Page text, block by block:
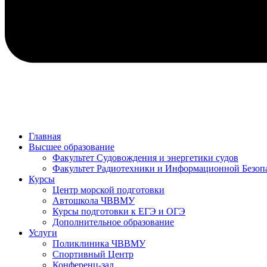
Главная
Высшее образование
Факультет Судовождения и энергетики судов
Факультет Радиотехники и Информационной
Курсы
Центр морской подготовки
Автошкола ЧВВМУ
Курсы подготовки к ЕГЭ и ОГЭ
Дополнительное образование
Услуги
Поликлиника ЧВВМУ
Спортивный Центр
Конференц-зал